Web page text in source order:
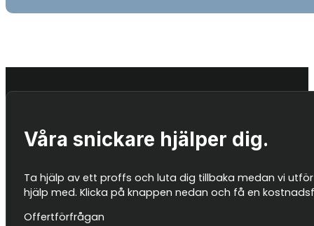
Våra snickare hjälper dig.
Ta hjälp av ett proffs och luta dig tillbaka medan vi
hjälp med. Klicka på knappen nedan och få en
Offertförfrågan